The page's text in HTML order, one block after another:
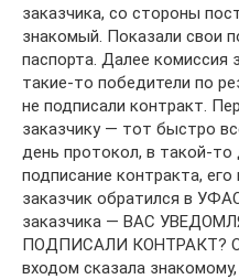
заказчика, со стороны
знакомый. Показали свои
паспорта. Далее комиссия
такие-то победители по
не подписали контракт.
заказчику — тот быстро
день протокол, в такой-
подписание контракта,
заказчик обратился в
заказчика — ВАС
ПОДПИСАЛИ КОНТРАКТ?
входом сказала